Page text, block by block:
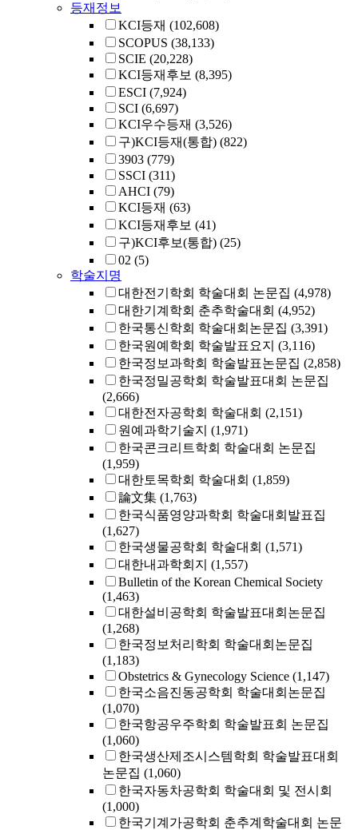
등재정보
KCI등재 (102,608)
SCOPUS (38,133)
SCIE (20,228)
KCI등재후보 (8,395)
ESCI (7,924)
SCI (6,697)
KCI우수등재 (3,526)
구)KCI등재(통합) (822)
3903 (779)
SSCI (311)
AHCI (79)
KCI등재 (63)
KCI등재후보 (41)
구)KCI후보(통합) (25)
02 (5)
학술지명
대한전기학회 학술대회 논문집 (4,978)
대한기계학회 춘추학술대회 (4,952)
한국통신학회 학술대회논문집 (3,391)
한국원예학회 학술발표요지 (3,116)
한국정보과학회 학술발표논문집 (2,858)
한국정밀공학회 학술발표대회 논문집
(2,666)
대한전자공학회 학술대회 (2,151)
원예과학기술지 (1,971)
한국콘크리트학회 학술대회 논문집
(1,959)
대한토목학회 학술대회 (1,859)
論文集 (1,763)
한국식품영양과학회 학술대회발표집
(1,627)
한국생물공학회 학술대회 (1,571)
대한내과학회지 (1,557)
Bulletin of the Korean Chemical Society
(1,463)
대한설비공학회 학술발표대회논문집
(1,268)
한국정보처리학회 학술대회논문집
(1,183)
Obstetrics & Gynecology Science (1,147)
한국소음진동공학회 학술대회논문집
(1,070)
한국항공우주학회 학술발표회 논문집
(1,060)
한국생산제조시스템학회 학술발표대회
논문집 (1,060)
한국자동차공학회 학술대회 및 전시회
(1,000)
한국기계가공학회 춘추계학술대회 논문